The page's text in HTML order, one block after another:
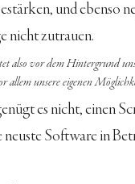
und ebenso
nicht zutrauen.
also vor dem Hintergrund
allem unsere eigenen
es nicht, einen
neuste Software in